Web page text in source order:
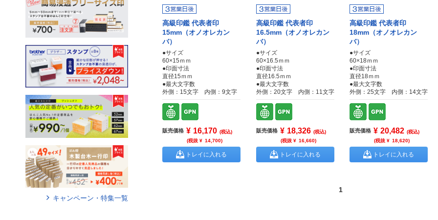
キャンペーン・特集一覧
高級印鑑 代表者印
15mm（オノオレカン
バ）
●サイズ
60×15ｍｍ
●印面寸法
直径15ｍｍ
●最大文字数
外側：15文字 内側：9文字
販売価格 ¥ 16,170 (税込)
(税抜 ¥ 14,700)
トレイに入れる
高級印鑑 代表者印
16.5mm（オノオレカン
バ）
●サイズ
60×16.5ｍｍ
●印面寸法
直径16.5ｍｍ
●最大文字数
外側：20文字 内側：11文字
販売価格 ¥ 18,326 (税込)
(税抜 ¥ 16,660)
トレイに入れる
高級印鑑 代表者印
18mm（オノオレカン
バ）
●サイズ
60×18ｍｍ
●印面寸法
直径18ｍｍ
●最大文字数
外側：25文字 内側：14文字
販売価格 ¥ 20,482 (税込)
(税抜 ¥ 18,620)
トレイに入れる
1